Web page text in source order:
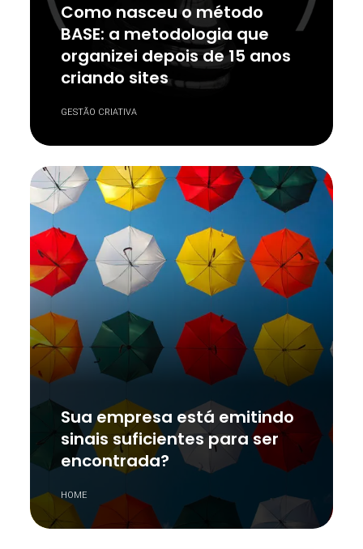
Como nasceu o método
BASE: a metodologia que
organizei depois de 15 anos
criando sites
GESTÃO CRIATIVA
Sua empresa está emitindo
sinais suficientes para ser
encontrada?
HOME